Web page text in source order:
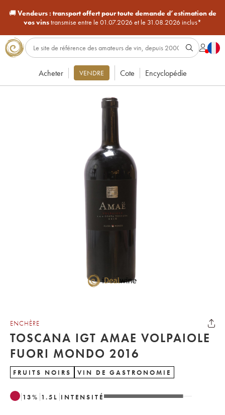
🚚Vendeurs : transport offert pour toute demande d’estimation de
vos vinstransmise entre le 01.07.2026 et le 31.08.2026 inclus*
Acheter VENDRE Cote Encyclopédie
ENCHÈRE
TOSCANA IGT AMAE VOLPAIOLE
FUORI MONDO 2016
FRUITS NOIRS VIN DE GASTRONOMIE
13% 1.5 L INTENSITÉ